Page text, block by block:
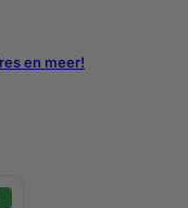
en meer!